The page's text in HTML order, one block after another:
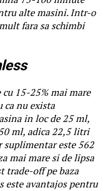
alte masini. Intr-o
fara sa schimbi
15-25% mai mare
nu exista
in loc de 25 ml,
ml, adica 22,5 litri
suplimentar este 562
mai mare si de lipsa
trade-off pe baza
este avantajos pentru